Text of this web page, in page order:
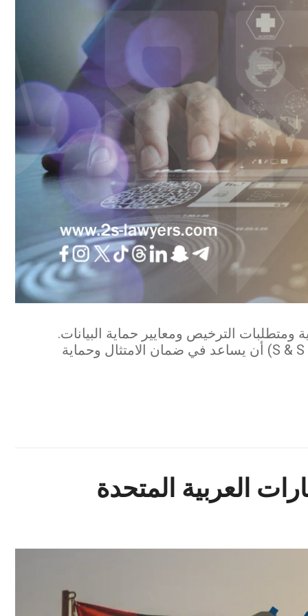
ومتطلبات الترخيص ومعايير حماية البيانات.
اكتشف كيف يمكن لـ مكتب الدكتور صقر المرزوقي للمحاماة والاستشارات القانونية (S & S Lawyers) أن يساعد في ضمان الامتثال وحماية
العربية المتحدة